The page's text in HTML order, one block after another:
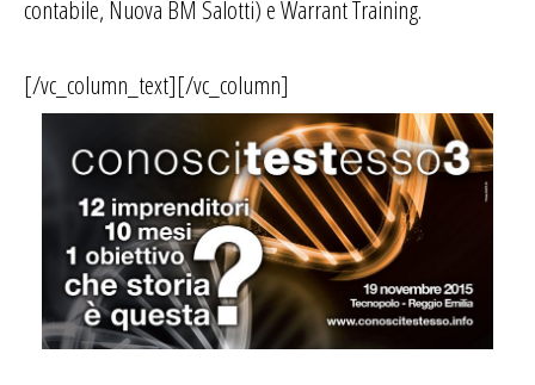
contabile, Nuova BM Salotti) e Warrant Training.
[/vc_column_text][/vc_column]